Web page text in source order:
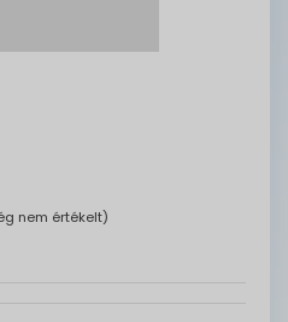
nem értékelt)